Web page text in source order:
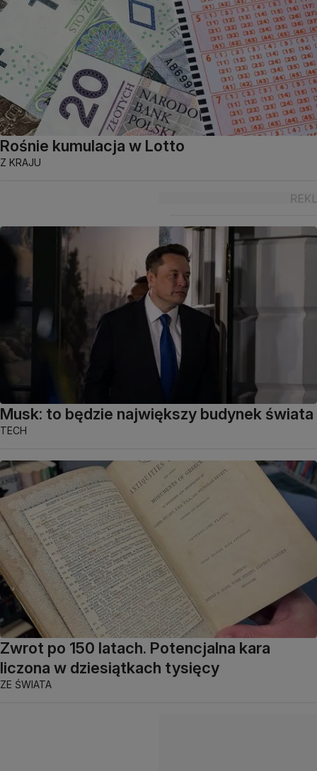
Rośnie kumulacja w Lotto
Z KRAJU
Musk: to będzie największy budynek świata
TECH
Zwrot po 150 latach. Potencjalna kara
liczona w dziesiątkach tysięcy
ZE ŚWIATA